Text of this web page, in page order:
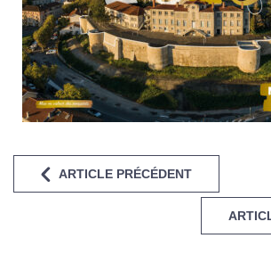
ARTICLE PRÉCÉDENT